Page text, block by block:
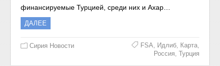
финансируемые Турцией, среди них и Ахар…
ДАЛЕЕ
Сирия Новости FSA Идлиб, Карта,
Россия Турция